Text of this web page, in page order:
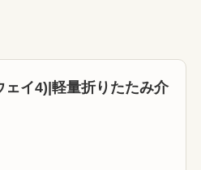
イ4)|軽量折りたたみ介